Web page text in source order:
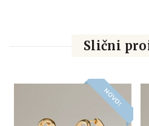
Slični
NOVO!